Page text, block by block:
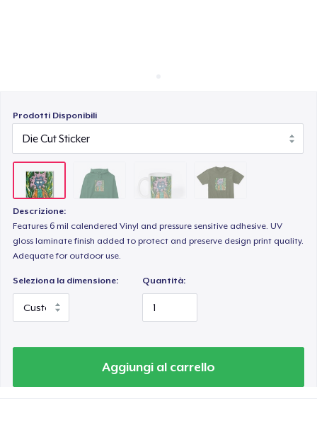
Prodotti Disponibili
Descrizione:
Features 6 mil calendered Vinyl and pressure sensitive adhesive. UV
gloss laminate finish added to protect and preserve design print quality.
Adequate for outdoor use.
Seleziona la dimensione: Quantità:
Aggiungi al carrello